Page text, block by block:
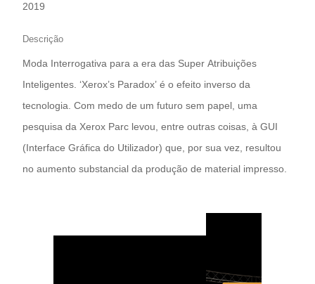
2019
Descrição
Moda Interrogativa para a era das Super Atribuições
Inteligentes. ‘Xerox’s Paradox’ é o efeito inverso da
tecnologia. Com medo de um futuro sem papel, uma
pesquisa da Xerox Parc levou, entre outras coisas, à GUI
(Interface Gráfica do Utilizador) que, por sua vez, resultou
no aumento substancial da produção de material impresso.